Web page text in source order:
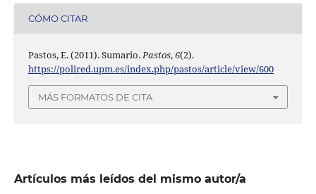
CÓMO CITAR
Pastos, E. (2011). Sumario.Pastos,6(2).
https://polired.upm.es/index.php/pastos/article/view/600
MÁS FORMATOS DE CITA
Artículos más leídos del mismo autor/a